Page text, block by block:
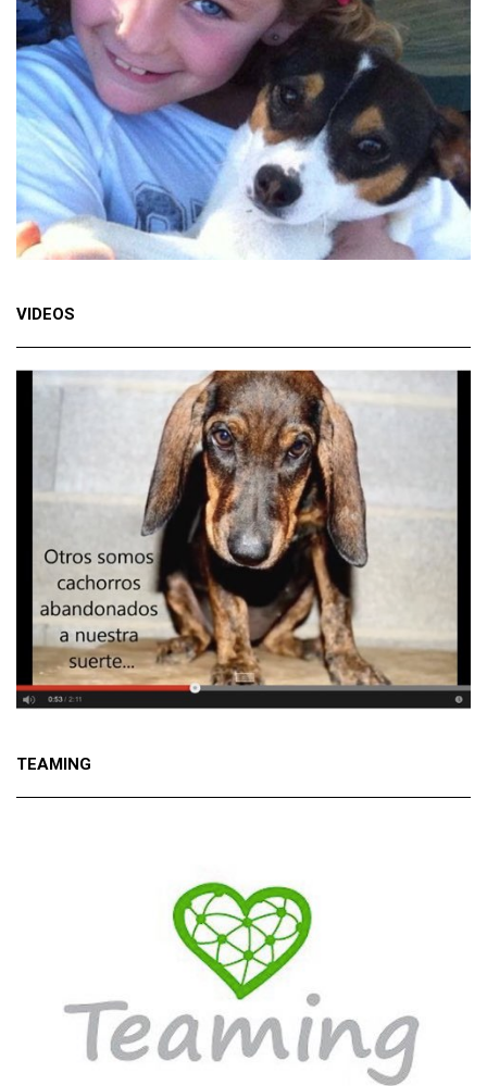
VIDEOS
TEAMING